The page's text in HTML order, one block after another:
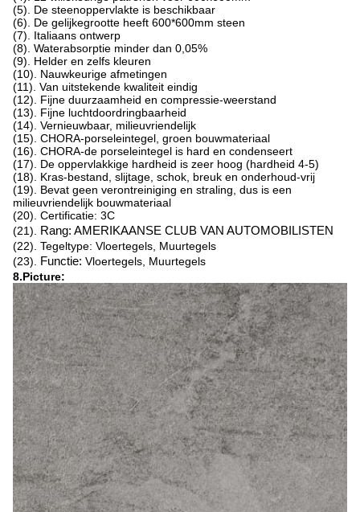
(5). De steenoppervlakte is beschikbaar
(6). De gelijkegrootte heeft 600*600mm steen
(7). Italiaans ontwerp
(8). Waterabsorptie minder dan 0,05%
(9). Helder en zelfs kleuren
(10). Nauwkeurige afmetingen
(11). Van uitstekende kwaliteit eindig
(12). Fijne duurzaamheid en compressie-weerstand
(13). Fijne luchtdoordringbaarheid
(14). Vernieuwbaar, milieuvriendelijk
(15). CHORA-porseleintegel, groen bouwmateriaal
(16). CHORA-de porseleintegel is hard en condenseert
(17). De oppervlakkige hardheid is zeer hoog (hardheid 4-5)
(18). Kras-bestand, slijtage, schok, breuk en onderhoud-vrij
(19). Bevat geen verontreiniging en straling, dus is een
milieuvriendelijk bouwmateriaal
(20). Certificatie: 3C
(21).
Rang: AMERIKAANSE CLUB VAN AUTOMOBILISTEN
(22). Tegeltype: Vloertegels, Muurtegels
(23).
Functie: Vloertegels, Muurtegels
8.Picture: